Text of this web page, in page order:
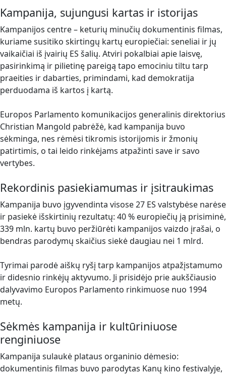
Kampanija, sujungusi kartas ir istorijas
Kampanijos centre – keturių minučių dokumentinis filmas,
kuriame susitiko skirtingų kartų europiečiai: seneliai ir jų
vaikaičiai iš įvairių ES šalių. Atviri pokalbiai apie laisvę,
pasirinkimą ir pilietinę pareigą tapo emociniu tiltu tarp
praeities ir dabarties, primindami, kad demokratija
perduodama iš kartos į kartą.
Europos Parlamento komunikacijos generalinis direktorius
Christian Mangold pabrėžė, kad kampanija buvo
sėkminga, nes rėmėsi tikromis istorijomis ir žmonių
patirtimis, o tai leido rinkėjams atpažinti save ir savo
vertybes.
Rekordinis pasiekiamumas ir įsitraukimas
Kampanija buvo įgyvendinta visose 27 ES valstybėse narėse
ir pasiekė išskirtinių rezultatų: 40 % europiečių ją prisiminė,
339 mln. kartų buvo peržiūrėti kampanijos vaizdo įrašai, o
bendras parodymų skaičius siekė daugiau nei 1 mlrd.
Tyrimai parodė aiškų ryšį tarp kampanijos atpažįstamumo
ir didesnio rinkėjų aktyvumo. Ji prisidėjo prie aukščiausio
dalyvavimo Europos Parlamento rinkimuose nuo 1994
metų.
Sėkmės kampanija ir kultūriniuose
renginiuose
Kampanija sulaukė plataus organinio dėmesio:
dokumentinis filmas buvo parodytas Kanų kino festivalyje,